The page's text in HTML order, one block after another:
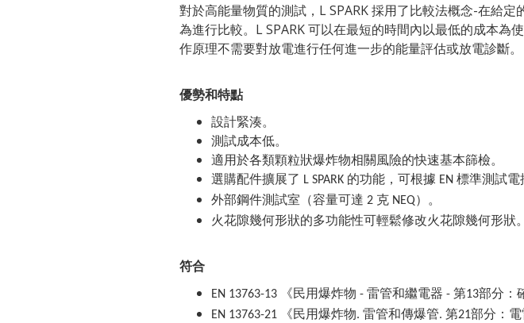
對於高能量物質的測試，L SPARK 採用了比較法概念-在給
為進行比較。L SPARK 可以在最短的時間內以最低的成本為
作原理不需要對放電進行任何進一步的能量評估或放電診斷。
優勢和特點
設計緊湊。
測試成本低。
適用於各類顆粒狀爆炸物相關風險的快速基本篩檢。
選購配件擴展了 L SPARK 的功能，可根據 EN 標準測試電
外部鋼件測試室（容量可達 2 克NEQ）。
火花隙幾何形狀的多功能性可輕鬆修改火花隙幾何形狀。
符合
EN 13763-13 《民用爆炸物 - 雷管和繼電器 - 第13部分：
EN 13763-21 《民用爆炸物. 雷管和傳爆管. 第21部分：電